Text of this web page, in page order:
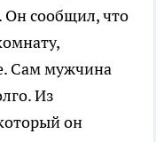
Он сообщил, что
Сам мужчина
Из
он